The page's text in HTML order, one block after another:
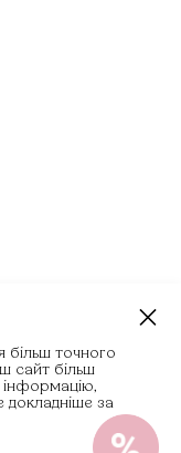
300 23 23
точного
сайт більш
докладніше за